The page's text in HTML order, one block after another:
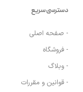
دسترسی سریع
- صفحه اصلی
- فروشگاه
- وبلاگ
- قوانین و مقررات